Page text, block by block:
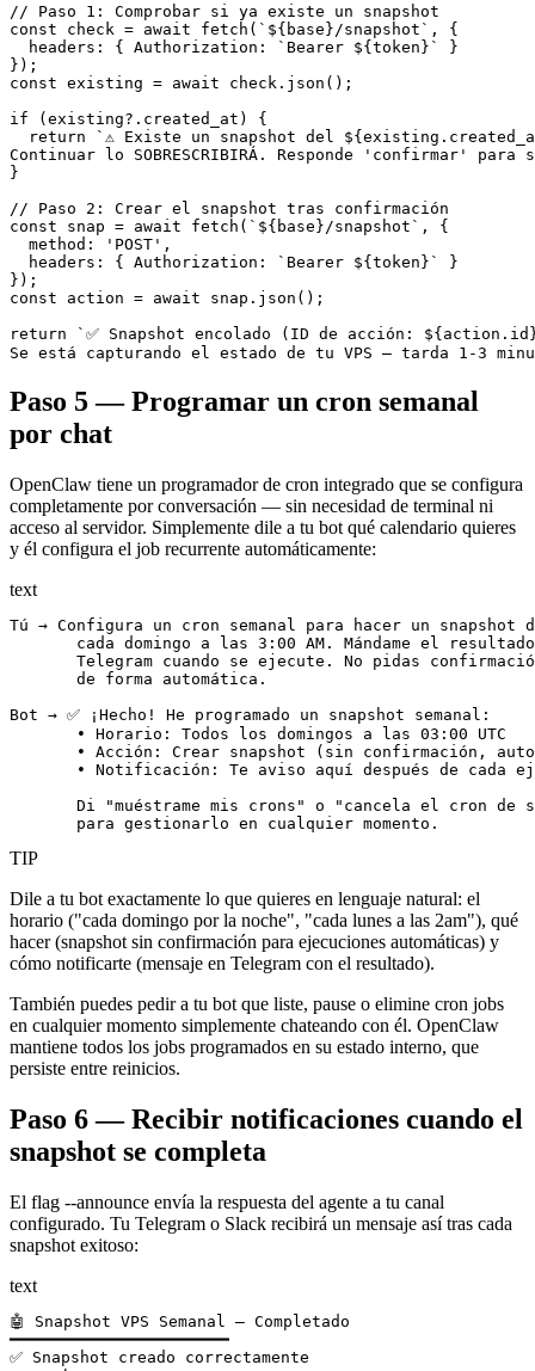
// Paso 1: Comprobar si ya existe un snapshot
const check = await fetch(`${base}/snapshot`, {
  headers: { Authorization: `Bearer ${token}` }
});
const existing = await check.json();
if (existing?.created_at) {
return `⚠️ Existe un snapshot del
Continuar lo SOBRESCRIBIRÁ. Responde 'confirmar'
}
// Paso 2: Crear el snapshot tras confirmación
const snap = await fetch(`${base}/snapshot`, {
  method: 'POST',
  headers: { Authorization: `Bearer ${token}` }
});
const action = await snap.json();
return `✅ Snapshot encolado (ID de acción:
Se está capturando el estado de tu VPS — tarda 1-3
Paso 5 — Programar un cron semanal
por chat
OpenClaw tiene un programador de cron integrado que se configura
completamente por conversación — sin necesidad de terminal ni
acceso al servidor. Simplemente dile a tu bot qué calendario quieres
y él configura el job recurrente automáticamente:
text
Tú → Configura un cron semanal para hacer un snapshot
cada domingo a las 3:00 AM. Mándame el
Telegram cuando se ejecute. No pidas
       de forma automática.
Bot → ✅ ¡Hecho! He programado un snapshot semanal:
       • Horario: Todos los domingos a las 03:00 UTC
• Acción: Crear snapshot (sin confirmación,
• Notificación: Te aviso aquí después de cada
Di "muéstrame mis crons" o "cancela el cron de
       para gestionarlo en cualquier momento.
TIP
Dile a tu bot exactamente lo que quieres en lenguaje natural: el
horario ("cada domingo por la noche", "cada lunes a las 2am"), qué
hacer (snapshot sin confirmación para ejecuciones automáticas) y
cómo notificarte (mensaje en Telegram con el resultado).
También puedes pedir a tu bot que liste, pause o elimine cron jobs
en cualquier momento simplemente chateando con él. OpenClaw
mantiene todos los jobs programados en su estado interno, que
persiste entre reinicios.
Paso 6 — Recibir notificaciones cuando el
snapshot se completa
El flag --announce envía la respuesta del agente a tu canal
configurado. Tu Telegram o Slack recibirá un mensaje así tras cada
snapshot exitoso:
text
🤖 Snapshot VPS Semanal — Completado
━━━━━━━━━━━━━━━━━━━━━━━
✅ Snapshot creado correctamente